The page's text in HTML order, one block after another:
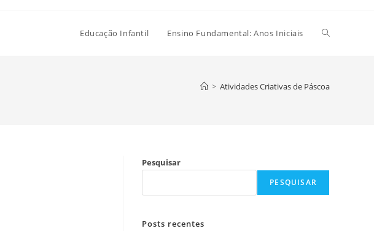
Educação Infantil Ensino Fundamental: Anos Iniciais Alternar
site
> Atividades Criativas de Páscoa
Pesquisar
PESQUISAR
Posts recentes